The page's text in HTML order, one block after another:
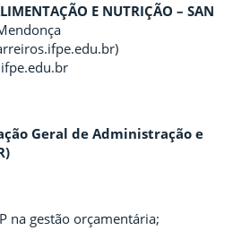
E NUTRIÇÃO – SAN
Geral de Administração e
na gestão orçamentária;